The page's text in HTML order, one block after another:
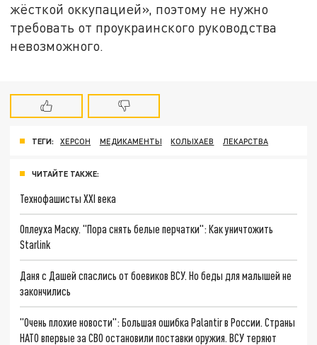
жёсткой оккупацией», поэтому не нужно
требовать от проукраинского руководства
невозможного.
ТЕГИ: ХЕРСОН МЕДИКАМЕНТЫ КОЛЫХАЕВ ЛЕКАРСТВА
ЧИТАЙТЕ ТАКЖЕ:
Технофашисты XXI века
Оплеуха Маску. "Пора снять белые перчатки": Как уничтожить
Starlink
Даня с Дашей спаслись от боевиков ВСУ. Но беды для малышей не
закончились
"Очень плохие новости": Большая ошибка Palantir в России. Страны
НАТО впервые за СВО остановили поставки оружия. ВСУ теряют